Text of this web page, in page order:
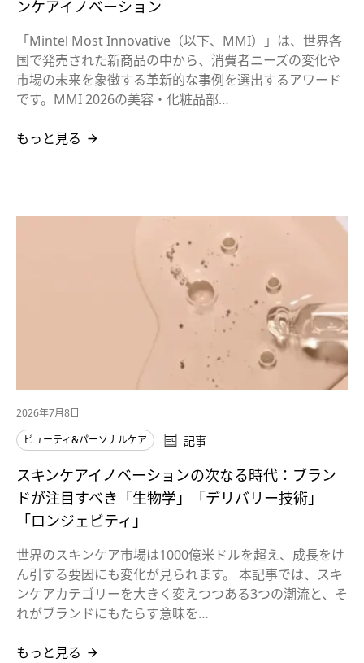
ンケアイノベーション
「Mintel Most Innovative（以下、MMI）」は、世界各
国で発売された新商品の中から、消費者ニーズの変化や
市場の未来を象徴する革新的な事例を選出するアワード
です。MMI 2026の美容・化粧品部…
もっと見る
2026年7月8日
ビューティ&パーソナルケア
記事
スキンケアイノベーションの次なる時代：ブラン
ドが注目すべき「生物学」「デリバリー技術」
「ロンジェビティ」
世界のスキンケア市場は1000億米ドルを超え、成長をけ
ん引する要因にも変化が見られます。 本記事では、スキ
ンケアカテゴリーを大きく変えつつある3つの潮流と、そ
れがブランドにもたらす意味を…
もっと見る